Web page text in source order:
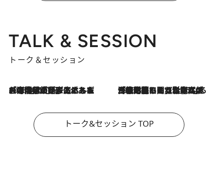
TALK & SESSION
トーク＆セッション
2026.8.3
「今後値上げがあるとすれば…」「リスクがあるのは今年の冬」エネルギー専門家が語る、ホルムズ海峡封鎖が家庭にもたらす“ある心配” 2026.8.3
「住宅建てられない…」「サーチャージ料の高値が続いている」ホルムズ海峡封鎖による影響はいつまで続く？《エネルギー専門家に聞く“どうなる日本の暮らし”》
トーク&セッション TOP